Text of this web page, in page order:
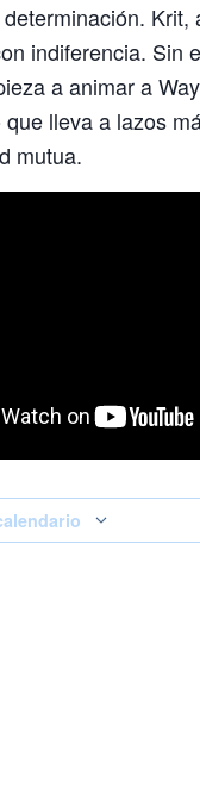
Krit,
indiferencia. Sin
a animar a
lleva a lazos
mutua.